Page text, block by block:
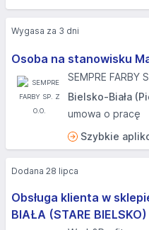
Osoba na stanowisku
SEMPRE FARBY
Bielsko-Biała
umowa o pracę
Szybkie
Wygasa za 3 dni
Obsługa klienta w
BIAŁA (STARE BIELSKO)​
Dodana 28 lipca